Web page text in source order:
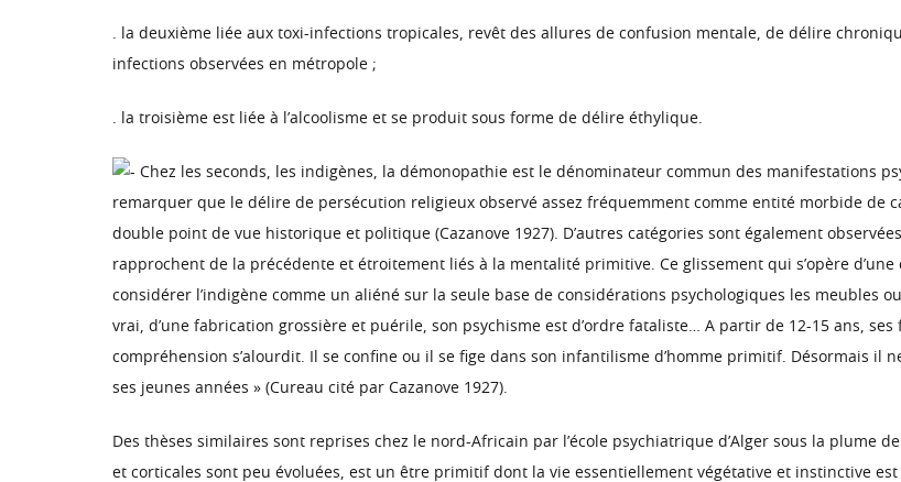
. la deuxième liée aux toxi-infections tropicales, revêt des allures de confusion mentale, de délire
infections observées en métropole ;
. la troisième est liée à l’alcoolisme et se produit sous forme de délire éthylique.
Chez les seconds, les indigènes, la démonopathie est le dénominateur commun des manifestations
remarquer que le délire de persécution religieux observé assez fréquemment comme entité morbide de
double point de vue historique et politique (Cazanove 1927). D’autres catégories sont également
rapprochent de la précédente et étroitement liés à la mentalité primitive. Ce glissement qui s’opère
considérer l’indigène comme un aliéné sur la seule base de considérations psychologiques les meubles
vrai, d’une fabrication grossière et puérile, son psychisme est d’ordre fataliste… A partir de 12-15 ans, ses
compréhension s’alourdit. Il se confine ou il se fige dans son infantilisme d’homme primitif. Désormais il
ses jeunes années » (Cureau cité par Cazanove 1927).
Des thèses similaires sont reprises chez le nord-Africain par l’école psychiatrique d’Alger sous la plume
et corticales sont peu évoluées, est un être primitif dont la vie essentiellement végétative et instinctive